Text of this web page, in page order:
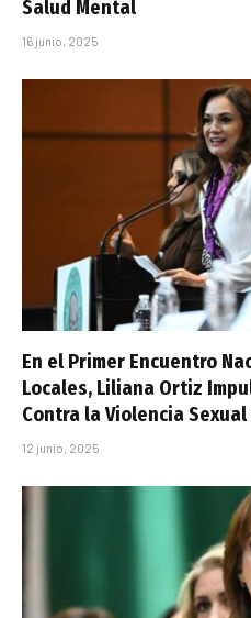
Salud Mental
16 junio, 2025
En el Primer Encuentro
Locales, Liliana Ortiz
Contra la Violencia
12 junio, 2025